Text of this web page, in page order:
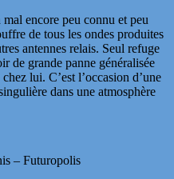
encore peu connu et peu
de tous les ondes produites
antennes relais. Seul refuge
de grande panne généralisée
lui. C’est l’occasion d’une
dans une atmosphère
– Futuropolis